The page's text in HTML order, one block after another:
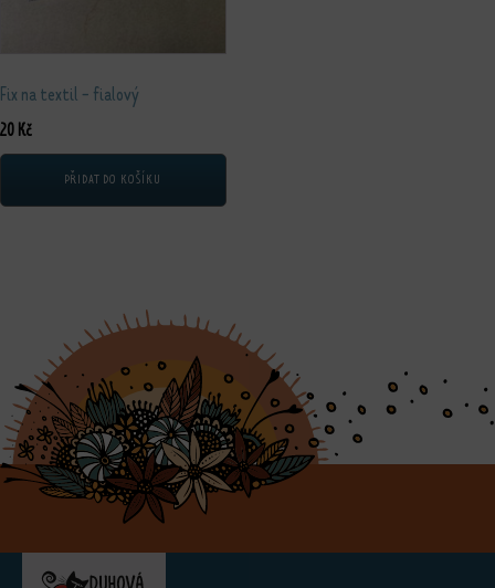
Fix na textil - fialový
20 Kč
PŘIDAT DO KOŠÍKU